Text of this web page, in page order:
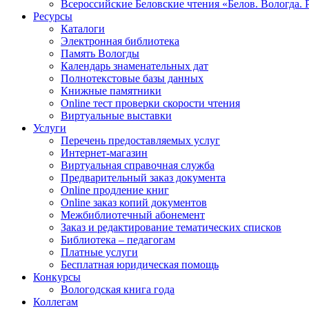
Всероссийские Беловские чтения «Белов. Вологда.
Ресурсы
Каталоги
Электронная библиотека
Память Вологды
Календарь знаменательных дат
Полнотекстовые базы данных
Книжные памятники
Online тест проверки скорости чтения
Виртуальные выставки
Услуги
Перечень предоставляемых услуг
Интернет-магазин
Виртуальная справочная служба
Предварительный заказ документа
Online продление книг
Online заказ копий документов
Межбиблиотечный абонемент
Заказ и редактирование тематических списков
Библиотека – педагогам
Платные услуги
Бесплатная юридическая помощь
Конкурсы
Вологодская книга года
Коллегам